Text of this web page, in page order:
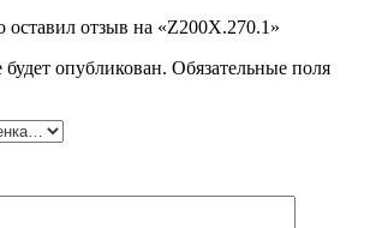
оставил отзыв на «Z200X.270.1»
опубликован. Обязательные поля